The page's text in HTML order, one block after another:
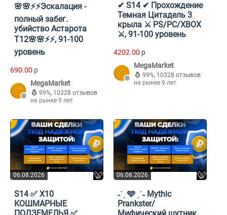
🌸🌸⚡⚡Эскалация -
полный забег.
убийство Астарота
Т12🌸🌸⚡⚡, 91-100
уровень
690.00 p
MegaMarket
99%, 10328 отзывов
на рынке 9 лет
✔ S14 ✔ Прохождение
Темная Цитадель 3
крыла ⚔️ PS/PC/XBOX
⚔️, 91-100 уровень
4202.00 p
MegaMarket
99%, 10328 отзывов
на рынке 9 лет
06.08.2026
S14 ✅ X10
КОШМАРНЫЕ
06.08.2026
˗ˋˏ 🩵 ˎˊ˗ Mythic
Prankster/